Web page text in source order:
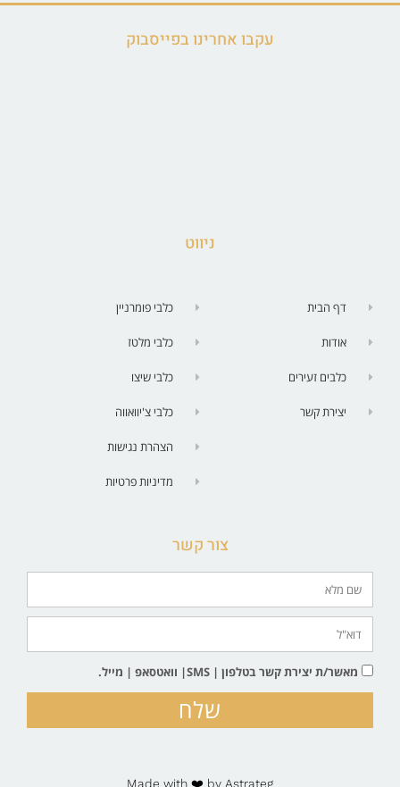
עקבו אחרינו בפייסבוק
ניווט
דף הבית
אודות
כלבים זעירים
יצירת קשר
כלבי פומרניין
כלבי מלטז
כלבי שיצו
כלבי צ'יוואווה
הצהרת נגישות
מדיניות פרטיות
צור קשר
מאשר/ת יצירת קשר בטלפון | SMS| וואטסאפ | מייל.
שלח
Made with ❤️ by Astrateg